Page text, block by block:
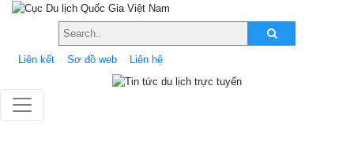
Liên kết Sơ đồ web Liên hệ